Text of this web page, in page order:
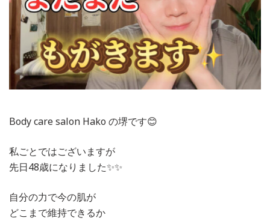
Body care salon Hako の堺です😊
私ごとではございますが
先日48歳になりました✨✨
自分の力で今の肌が
どこまで維持できるか